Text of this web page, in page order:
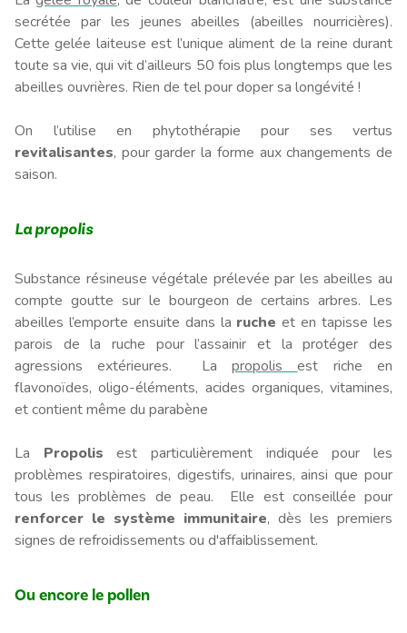
secrétée par les jeunes abeilles (abeilles nourricières).
Cette gelée laiteuse est l’unique aliment de la reine durant
toute sa vie, qui vit d’ailleurs 50 fois plus longtemps que les
abeilles ouvrières. Rien de tel pour doper sa longévité !
On l’utilise en phytothérapie pour ses vertus
revitalisantes, pour garder la forme aux changements de
saison.
La propolis
Substance résineuse végétale prélevée par les abeilles au
compte goutte sur le bourgeon de certains arbres. Les
abeilles l’emporte ensuite dans la rucheet en tapisse les
parois de la ruche pour l’assainir et la protéger des
agressions extérieures. Lapropolisest riche en
flavonoïdes, oligo-éléments, acides organiques, vitamines,
et contient même du parabène
La Propolisest particulièrement indiquée pour les
problèmes respiratoires, digestifs, urinaires, ainsi que pour
tous les problèmes de peau. Elle est conseillée pour
renforcer le système immunitaire, dès les premiers
signes de refroidissements ou d'affaiblissement.
Ou encore le pollen